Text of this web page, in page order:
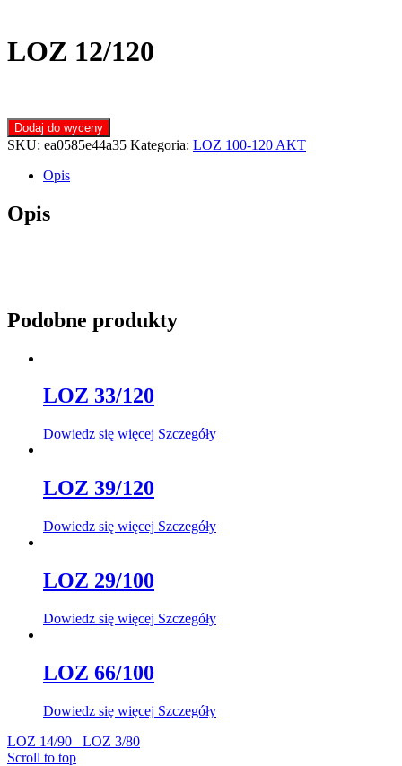
LOZ 12/120
Dodaj do wyceny
SKU: ea0585e44a35 Kategoria: LOZ 100-120 AKT
Opis
Opis
Podobne produkty
LOZ 33/120
Dowiedz się więcej Szczegóły
LOZ 39/120
Dowiedz się więcej Szczegóły
LOZ 29/100
Dowiedz się więcej Szczegóły
LOZ 66/100
Dowiedz się więcej Szczegóły
LOZ 14/90
LOZ 3/80
Scroll to top